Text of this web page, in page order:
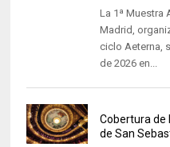
La 1ª Muestra
Madrid,
ciclo Aeterna,
de 2026 en...
Cobertura de
de San